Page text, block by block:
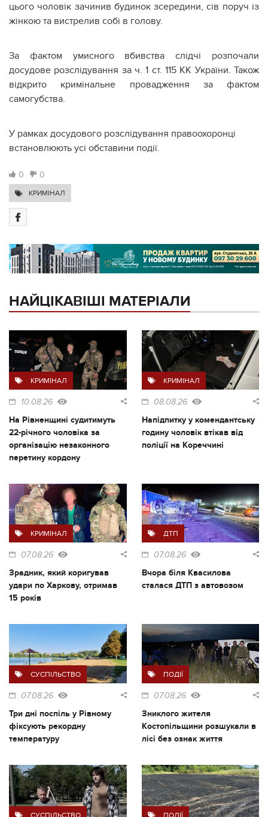
цього чоловік зачинив будинок зсередини, сів поруч із
жінкою та вистрелив собі в голову.
За фактом умисного вбивства слідчі розпочали
досудове розслідування за ч. 1 ст. 115 КК України. Також
відкрито кримінальне провадження за фактом
самогубства.
У рамках досудового розслідування правоохоронці
встановлюють усі обставини події.
0 0
КРИМІНАЛ
НАЙЦІКАВІШІ МАТЕРІАЛИ
КРИМІНАЛ
10.08.26
На Рівненщині судитимуть
22-річного чоловіка за
організацію незаконного
перетину кордону
КРИМІНАЛ
08.08.26
Напідпитку у комендантську
годину чоловік втікав від
поліції на Кореччині
КРИМІНАЛ
07.08.26
Зрадник, який коригував
удари по Харкову, отримав
15 років
ДТП
07.08.26
Вчора біля Квасилова
сталася ДТП з автовозом
СУСПІЛЬСТВО
07.08.26
Три дні поспіль у Рівному
фіксують рекордну
температуру
ПОДІЇ
07.08.26
Зниклого жителя
Костопільщини розшукали в
лісі без ознак життя
СУСПІЛЬСТВО ПОДІЇ